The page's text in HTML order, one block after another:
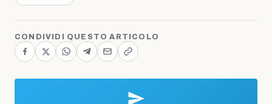
CONDIVIDI QUESTO ARTICOLO